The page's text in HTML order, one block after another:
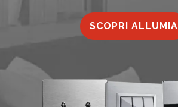
SCOPRI ALLUMIA